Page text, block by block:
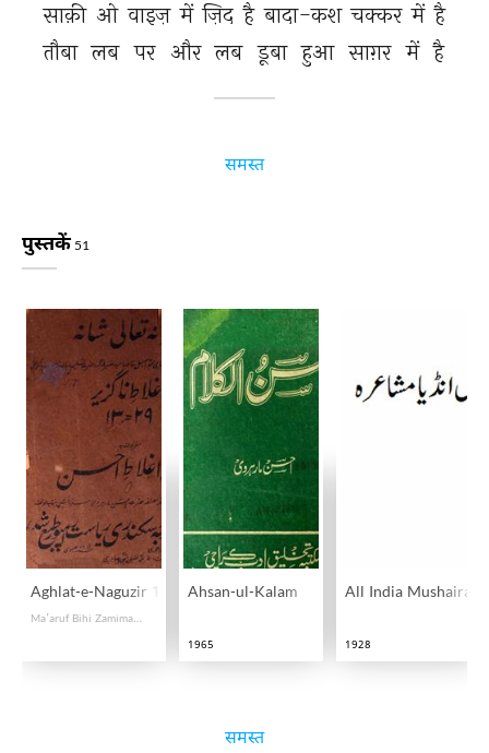
साक़ी ओ वाइज़ में ज़िद है बादा-कश चक्कर में है
तौबा लब पर और लब डूबा हुआ साग़र में है
समस्त
पुस्तकें 51
Aghlat-e-Naguzir 1329 Hijri
Ma'aruf Bihi Zamima-e-Aghlat-e-Ahsan
Ahsan-ul-Kalam
1965
All India Mushaira
1928
समस्त